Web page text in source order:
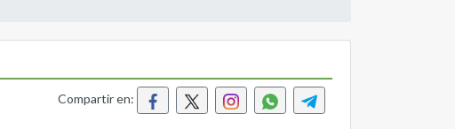
Compartir en: